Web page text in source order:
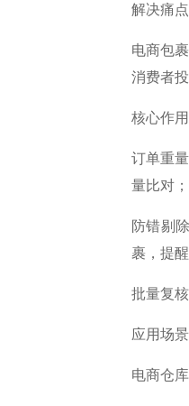
解决痛
电商包
消费者
核心作
订单重
量比对；
防错剔
裹，提
批量复
应用场
电商仓